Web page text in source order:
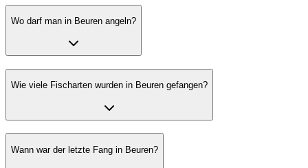
Wo darf man in Beuren angeln?
Wie viele Fischarten wurden in Beuren gefangen?
Wann war der letzte Fang in Beuren?